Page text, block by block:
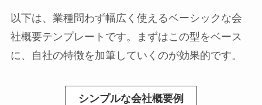
以下は、業種問わず幅広く使えるベーシックな会
社概要テンプレートです。まずはこの型をベース
に、自社の特徴を加筆していくのが効果的です。
シンプルな会社概要例